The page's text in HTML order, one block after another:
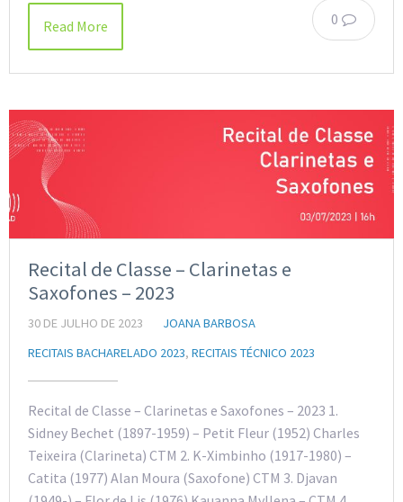
0
Read More
Recital de Classe – Clarinetas e
Saxofones – 2023
30 DE JULHO DE 2023
JOANA BARBOSA
RECITAIS BACHARELADO 2023, RECITAIS TÉCNICO 2023
Recital de Classe – Clarinetas e Saxofones – 2023 1.
Sidney Bechet (1897-1959) – Petit Fleur (1952) Charles
Teixeira (Clarineta) CTM 2. K-Ximbinho (1917-1980) –
Catita (1977) Alan Moura (Saxofone) CTM 3. Djavan